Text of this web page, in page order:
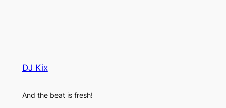
DJ Kix
And the beat is fresh!